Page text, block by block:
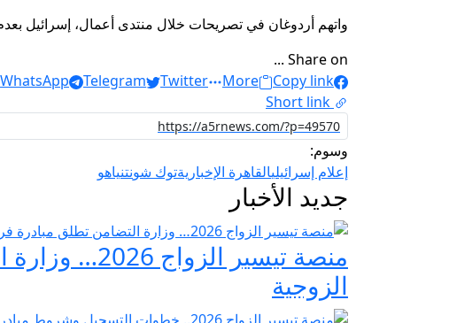
واتهم أردوغان في تصريحات خلال منتدى أعمال، إسرائيل
Share on ...
WhatsApp Telegram Twitter More
Copy link
Short link
وسوم:
إعلام إسرائيليالقاهرة الإخباريةتوك شونتنياهو
جديد الأخبار
منصة
الزوجية